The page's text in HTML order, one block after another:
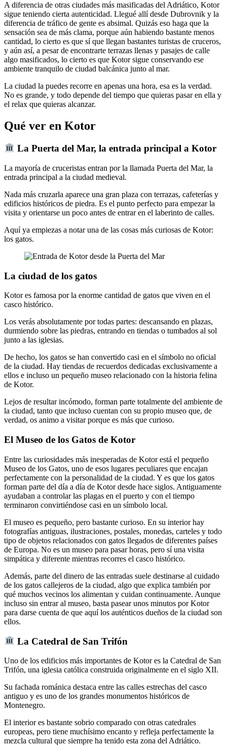
A diferencia de otras ciudades más masificadas del Adriático, Kotor
sigue teniendo cierta autenticidad. Llegué allí desde Dubrovnik y la
diferencia de tráfico de gente es absimal. Quizás eso haga que la
sensación sea de más clama, porque aún habiendo bastante menos
cantidad, lo cierto es que sí que llegan bastantes turistas de cruceros,
y aún así, a pesar de encontrarte terrazas llenas y pasajes de calle
algo masificados, lo cierto es que Kotor sigue conservando ese
ambiente tranquilo de ciudad balcánica junto al mar.
La ciudad la puedes recorre en apenas una hora, esa es la verdad.
No es grande, y todo depende del tiempo que quieras pasar en ella y
el relax que quieras alcanzar.
Qué ver en Kotor
La Puerta del Mar, la entrada principal a Kotor
La mayoría de cruceristas entran por la llamada Puerta del Mar, la
entrada principal a la ciudad medieval.
Nada más cruzarla aparece una gran plaza con terrazas, cafeterías y
edificios históricos de piedra. Es el punto perfecto para empezar la
visita y orientarse un poco antes de entrar en el laberinto de calles.
Aquí ya empiezas a notar una de las cosas más curiosas de Kotor:
los gatos.
La ciudad de los gatos
Kotor es famosa por la enorme cantidad de gatos que viven en el
casco histórico.
Los verás absolutamente por todas partes: descansando en plazas,
durmiendo sobre las piedras, entrando en tiendas o tumbados al sol
junto a las iglesias.
De hecho, los gatos se han convertido casi en el símbolo no oficial
de la ciudad. Hay tiendas de recuerdos dedicadas exclusivamente a
ellos e incluso un pequeño museo relacionado con la historia felina
de Kotor.
Lejos de resultar incómodo, forman parte totalmente del ambiente de
la ciudad, tanto que incluso cuentan con su propio museo que, de
verdad, os animo a visitar porque es más que curioso.
El Museo de los Gatos de Kotor
Entre las curiosidades más inesperadas de Kotor está el pequeño
Museo de los Gatos, uno de esos lugares peculiares que encajan
perfectamente con la personalidad de la ciudad. Y es que los gatos
forman parte del día a día de Kotor desde hace siglos. Antiguamente
ayudaban a controlar las plagas en el puerto y con el tiempo
terminaron convirtiéndose casi en un símbolo local.
El museo es pequeño, pero bastante curioso. En su interior hay
fotografías antiguas, ilustraciones, postales, monedas, carteles y todo
tipo de objetos relacionados con gatos llegados de diferentes países
de Europa. No es un museo para pasar horas, pero sí una visita
simpática y diferente mientras recorres el casco histórico.
Además, parte del dinero de las entradas suele destinarse al cuidado
de los gatos callejeros de la ciudad, algo que explica también por
qué muchos vecinos los alimentan y cuidan continuamente. Aunque
incluso sin entrar al museo, basta pasear unos minutos por Kotor
para darse cuenta de que aquí los auténticos dueños de la ciudad son
ellos.
La Catedral de San Trifón
Uno de los edificios más importantes de Kotor es la Catedral de San
Trifón, una iglesia católica construida originalmente en el siglo XII.
Su fachada románica destaca entre las calles estrechas del casco
antiguo y es uno de los grandes monumentos históricos de
Montenegro.
El interior es bastante sobrio comparado con otras catedrales
europeas, pero tiene muchísimo encanto y refleja perfectamente la
mezcla cultural que siempre ha tenido esta zona del Adriático.